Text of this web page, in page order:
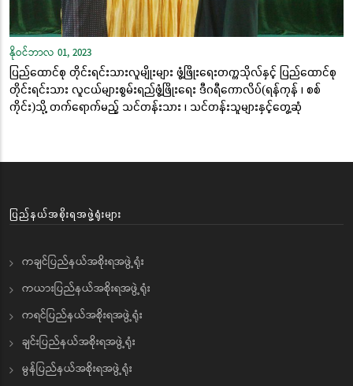
နိုဝင်ဘာလ 01, 2023
ပြည်ထောင်စု တိုင်းရင်းသားလူမျိုးများ ဖွံ့ဖြိုးရေးတက္ကသိုလ်နှင့် ပြည်ထောင်စု
တိုင်းရင်းသား လူငယ်များစွမ်းရည်ဖွံ့ဖြိုးရေး ဒီဂရီကောလိပ်(ရန်ကုန် ၊ စစ်
ကိုင်း)သို့ တက်ရောက်မည့် သင်တန်းသား ၊ သင်တန်းသူများနှင့်တွေ့ဆုံ
ပြည်နယ်အစိုးရအဖွဲ့ရုံးများ
ကချင်ပြည်နယ်အစိုးရအဖွဲ့ရုံး
ကယားပြည်နယ်အစိုးရအဖွဲ့ရုံး
ကရင်ပြည်နယ်အစိုးရအဖွဲ့ရုံး
ချင်းပြည်နယ်အစိုးရအဖွဲ့ရုံး
မွန်ပြည်နယ်အစိုးရအဖွဲ့ရုံး